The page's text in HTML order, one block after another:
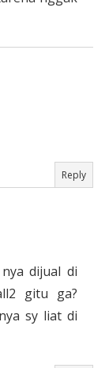
Reply
dijual di
gitu ga?
sy liat di